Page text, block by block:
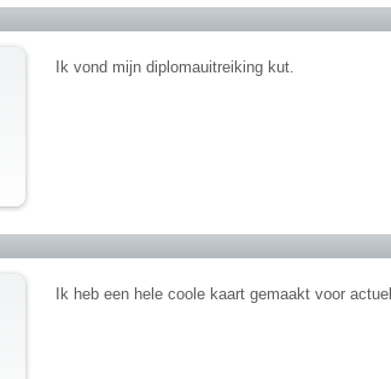
Ik vond mijn diplomauitreiking kut.
Ik heb een hele coole kaart gemaakt voor